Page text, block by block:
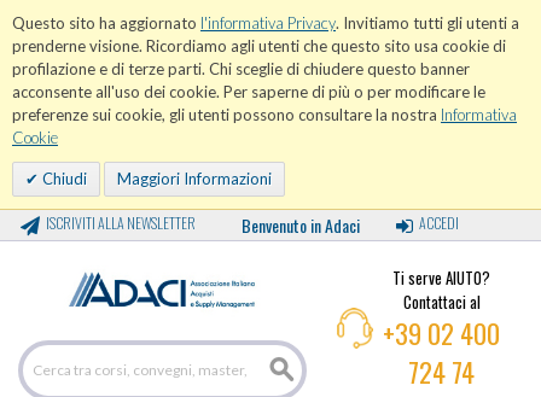
Questo sito ha aggiornato l'informativa Privacy. Invitiamo tutti gli utenti a
prenderne visione. Ricordiamo agli utenti che questo sito usa cookie di
profilazione e di terze parti. Chi sceglie di chiudere questo banner
acconsente all'uso dei cookie. Per saperne di più o per modificare le
preferenze sui cookie, gli utenti possono consultare la nostra Informativa
Cookie
Chiudi Maggiori Informazioni
ISCRIVITI ALLA NEWSLETTER Benvenuto in Adaci ACCEDI
Ti serve AIUTO?
Contattaci al
+39 02 400
724 74